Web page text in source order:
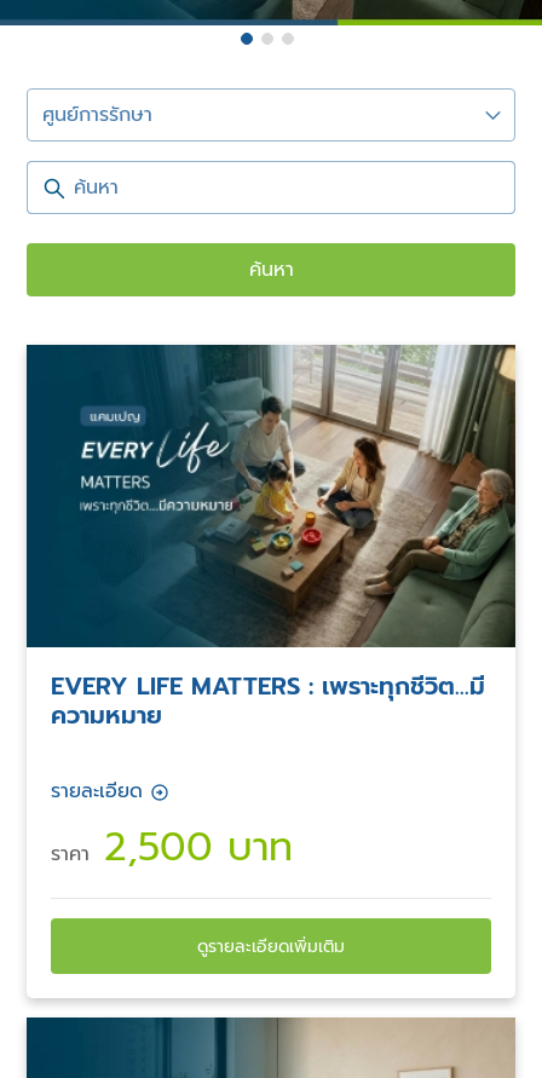
ศูนย์การรักษา
ค้นหา
ค้นหา
EVERY LIFE MATTERS : เพราะทุกชีวิต...มี
ความหมาย
รายละเอียด
ราคา 2,500 บาท
ดูรายละเอียดเพิ่มเติม